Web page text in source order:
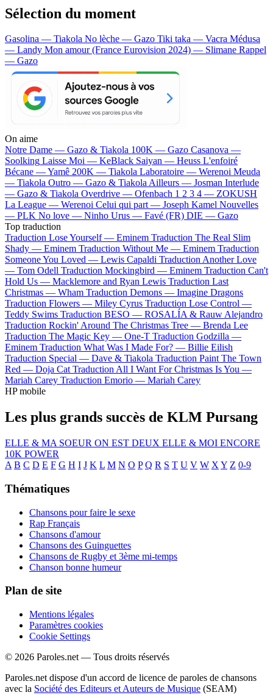
Sélection du moment
Gasolina — Tiakola No lèche — Gazo Tiki taka — Vacra Médusa
— Landy Mon amour (France Eurovision 2024) — Slimane Rappel
— Gazo
On aime
Notre Dame — Gazo & Tiakola 100K — Gazo Casanova —
Soolking Laisse Moi — KeBlack Saiyan — Heuss L'enfoiré
Bécane —Yamê 200K — Tiakola Laboratoire — Werenoi Meuda
— Tiakola Outro — Gazo & TiakolaAilleurs — Josman Interlude
— Gazo & Tiakola Overdrive — Ofenbach 1 2 3 4 — ZOKUSH
La League — Werenoi Celui qui part — Joseph Kamel Nouvelles
— PLK No love — Ninho Urus — Favé (FR) DIE — Gazo
Top traduction
Traduction Lose Yourself — Eminem Traduction The Real Slim
Shady — Eminem Traduction Without Me — Eminem Traduction
Someone You Loved — Lewis Capaldi Traduction Another Love
— Tom Odell Traduction Mockingbird — Eminem Traduction Can't
Hold Us — Macklemore and Ryan Lewis Traduction Last
Christmas — Wham Traduction Demons — Imagine Dragons
Traduction Flowers — Miley Cyrus Traduction Lose Control —
Teddy Swims Traduction BESO — ROSALÍA & Rauw Alejandro
Traduction Rockin' Around The Christmas Tree — Brenda Lee
Traduction The Magic Key — One-T Traduction Godzilla —
Eminem Traduction What Was I Made For? — Billie Eilish
Traduction Special — Dave & Tiakola Traduction Paint The Town
Red — Doja Cat Traduction All I Want For Christmas Is You —
Mariah Carey Traduction Emorio — Mariah Carey
HP mobile
Les plus grands succès de KLM Pursang
ELLE & MA SOEUR ON EST DEUX ELLE & MOI ENCORE
10K POWER
A B C D E F G H I J K L M N O P Q R S T U V W X Y Z 0-9
Thématiques
Chansons pour faire le sexe
Rap Français
Chansons d'amour
Chansons des Guinguettes
Chansons de Rugby et 3ème mi-temps
Chanson bonne humeur
Plan de site
Mentions légales
Paramètres cookies
Cookie Settings
© 2026 Paroles.net — Tous droits réservés
Paroles.net dispose d'un accord de licence de paroles de chansons
avec la Société des Editeurs et Auteurs de Musique (SEAM)